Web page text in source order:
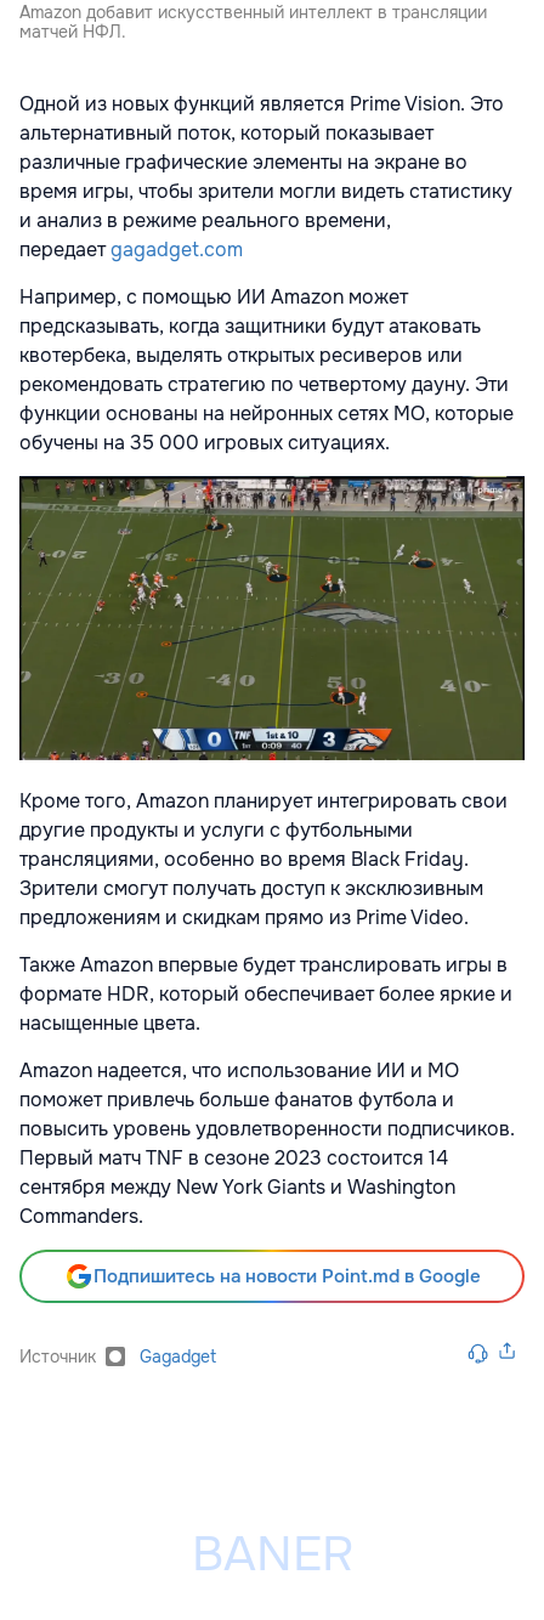
Amazon добавит искусственный интеллект в трансляции
матчей НФЛ.
Одной из новых функций является Prime Vision. Это
альтернативный поток, который показывает
различные графические элементы на экране во
время игры, чтобы зрители могли видеть статистику
и анализ в режиме реального времени,
передаетgagadget.com
Например, с помощью ИИ Amazon может
предсказывать, когда защитники будут атаковать
квотербека, выделять открытых ресиверов или
рекомендовать стратегию по четвертому дауну. Эти
функции основаны на нейронных сетях МО, которые
обучены на 35 000 игровых ситуациях.
Кроме того, Amazon планирует интегрировать свои
другие продукты и услуги с футбольными
трансляциями, особенно во время Black Friday.
Зрители смогут получать доступ к эксклюзивным
предложениям и скидкам прямо из Prime Video.
Также Amazon впервые будет транслировать игры в
формате HDR, который обеспечивает более яркие и
насыщенные цвета.
Amazon надеется, что использование ИИ и МО
поможет привлечь больше фанатов футбола и
повысить уровень удовлетворенности подписчиков.
Первый матч TNF в сезоне 2023 состоится 14
сентября между New York Giants и Washington
Commanders.
Подпишитесь на новости Point.md в Google
Источник Gagadget